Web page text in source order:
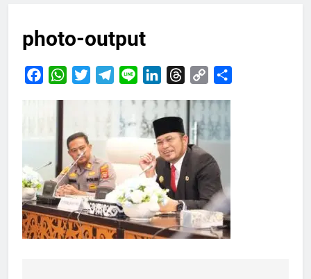
photo-output
FacebookWhatsApp
TwitterTelegram
Line LinkedInThreads
Copy